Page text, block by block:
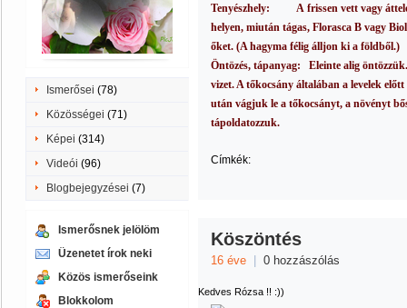
Ismerősei (78)
Közösségei (71)
Képei (314)
Videói (96)
Blogbejegyzései (7)
Ismerősnek jelölöm
Üzenetet írok neki
Közös ismerőseink
Blokkolom
Tenyészhely: A frissen vett vagy
helyen, miután tágas, Florasca B vagy
őket. (A hagyma félig álljon ki a földből.)
Öntözés, tápanyag:
Eleinte alig
vizet. A tőkocsány általában a levelek
után vágjuk le a tőkocsányt, a növényt
tápoldatozzuk.
Címkék:
Köszöntés
16 éve 0 hozzászólás
Kedves Rózsa !! :))